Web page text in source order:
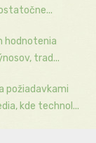
hodnotenia
trad...
požiadavkami
kde technol...